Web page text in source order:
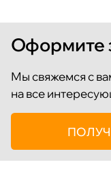
Оформите
Мы свяжемся с
на все